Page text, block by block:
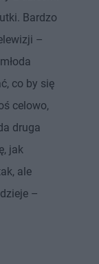
Bardzo
–
co by się
celowo,
druga
jak
ale
–